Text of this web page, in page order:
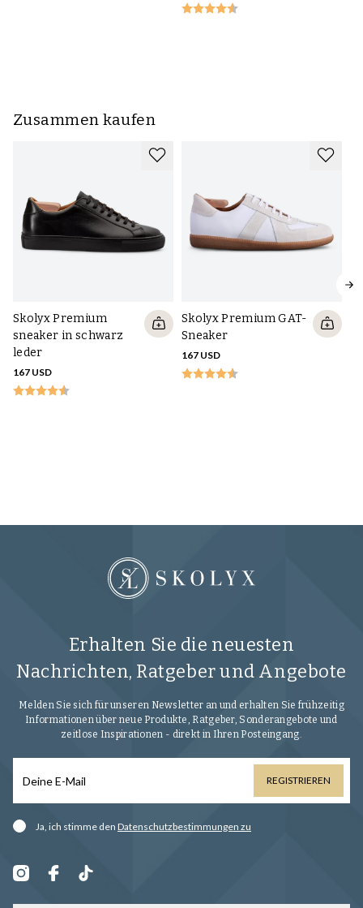
Zusammen kaufen
Skolyx Premium
sneaker in schwarz
leder
167 USD
Skolyx Premium GAT-
Sneaker
167 USD
Erhalten Sie die neuesten
Nachrichten, Ratgeber und Angebote
Melden Sie sich für unseren Newsletter an und erhalten Sie frühzeitig
Informationen über neue Produkte, Ratgeber, Sonderangebote und
zeitlose Inspirationen - direkt in Ihren Posteingang.
REGISTRIEREN
Ja, ich stimme den Datenschutzbestimmungen zu